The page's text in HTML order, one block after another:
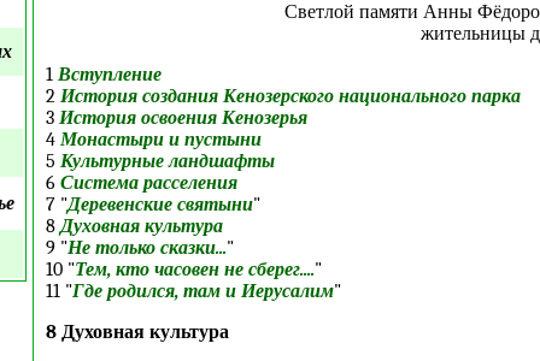
Светлой памяти Анны
жительницы
1 Вступление
2 История создания Кенозерского национального парка
3 История освоения Кенозерья
4Монастыри и пустыни
5 Культурные ландшафты
6 Система расселения
7 "Деревенские святыни"
8Духовная культура
9 "Не только сказки..."
10 "Тем, кто часовен не сберег...."
11 "Где родился, там и Иерусалим"
8 Духовная культура